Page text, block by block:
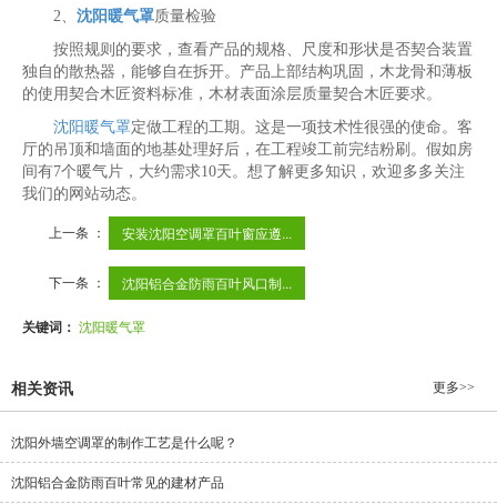
2、 沈阳暖气罩质量检验
按照规则的要求，查看产品的规格、尺度和形状是否契合装置
独自的散热器，能够自在拆开。产品上部结构巩固，木龙骨和薄板
的使用契合木匠资料标准，木材表面涂层质量契合木匠要求。
沈阳暖气罩定做工程的工期。这是一项技术性很强的使命。客
厅的吊顶和墙面的地基处理好后，在工程竣工前完结粉刷。假如房
间有7个暖气片，大约需求10天。想了解更多知识，欢迎多多关注
我们的网站动态。
上一条 ： 安装沈阳空调罩百叶窗应遵...
下一条 ： 沈阳铝合金防雨百叶风口制...
关键词： 沈阳暖气罩
相关资讯 更多>>
沈阳外墙空调罩的制作工艺是什么呢？
沈阳铝合金防雨百叶常见的建材产品